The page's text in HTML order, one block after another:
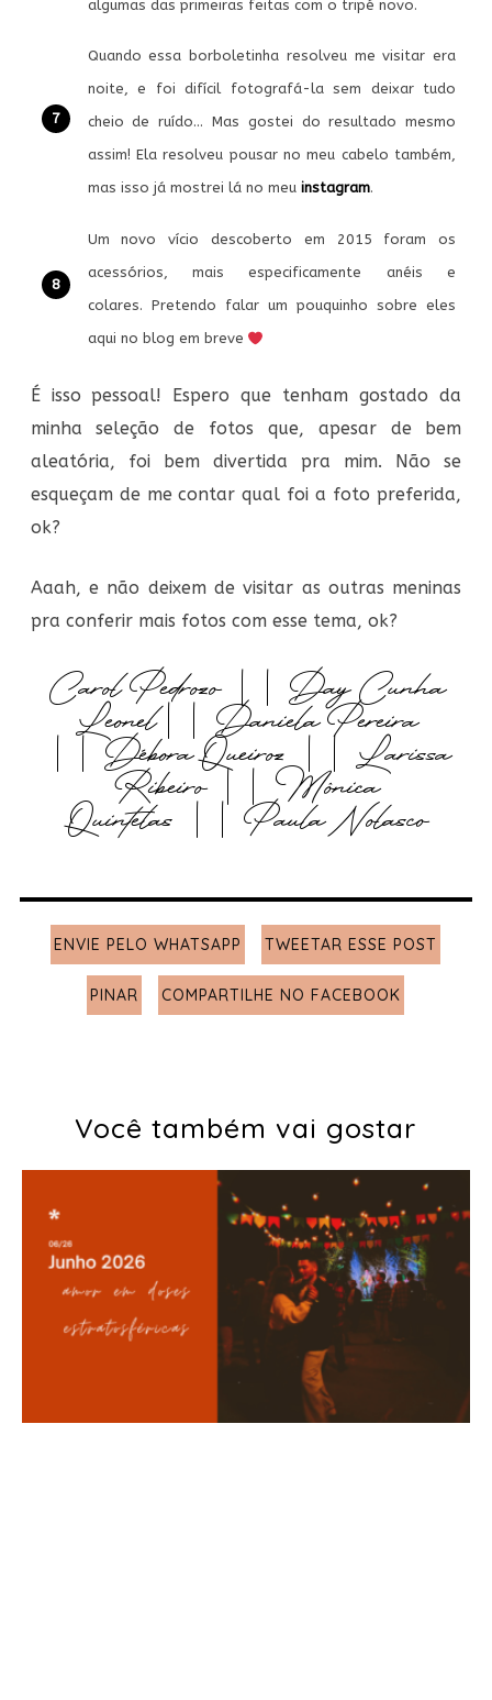
algumas das primeiras feitas com o tripé novo.
Quando essa borboletinha resolveu me visitar era
noite, e foi difícil fotografá-la sem deixar tudo
cheio de ruído… Mas gostei do resultado mesmo
assim! Ela resolveu pousar no meu cabelo também,
mas isso já mostrei lá no meu instagram.
Um novo vício descoberto em 2015 foram os
acessórios, mais especificamente anéis e
colares. Pretendo falar um pouquinho sobre eles
aqui no blog em breve
É isso pessoal! Espero que tenham gostado da
minha seleção de fotos que, apesar de bem
aleatória, foi bem divertida pra mim. Não se
esqueçam de me contar qual foi a foto preferida,
ok?
Aaah, e não deixem de visitar as outras meninas
pra conferir mais fotos com esse tema, ok?
Carol Pedrozo||Day Cunha
Leonel||Daniela Pereira
||Débora Queiroz||Larissa
Ribeiro||Mônica
Quintelas||Paula Nolasco
ENVIE PELO WHATSAPP TWEETAR ESSE POST
PINAR COMPARTILHE NO FACEBOOK
Você também vai gostar